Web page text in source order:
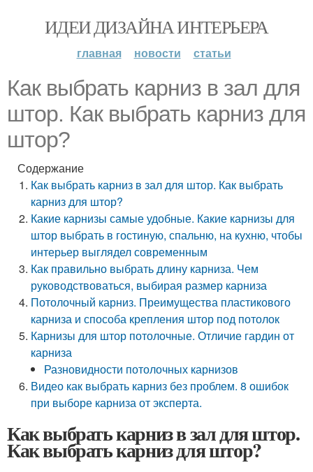
ИДЕИ ДИЗАЙНА ИНТЕРЬЕРА
главная новости статьи
Как выбрать карниз в зал для
штор. Как выбрать карниз для
штор?
Содержание
Как выбрать карниз в зал для штор. Как выбрать
карниз для штор?
Какие карнизы самые удобные. Какие карнизы для
штор выбрать в гостиную, спальню, на кухню, чтобы
интерьер выглядел современным
Как правильно выбрать длину карниза. Чем
руководствоваться, выбирая размер карниза
Потолочный карниз. Преимущества пластикового
карниза и способа крепления штор под потолок
Карнизы для штор потолочные. Отличие гардин от
карниза
Разновидности потолочных карнизов
Видео как выбрать карниз без проблем. 8 ошибок
при выборе карниза от эксперта.
Как выбрать карниз в зал для штор.
Как выбрать карниз для штор?